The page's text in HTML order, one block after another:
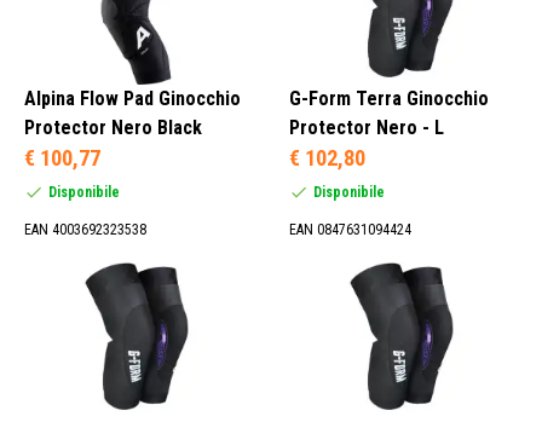
Alpina Flow Pad Ginocchio
Protector Nero Black
€ 100,77
Disponibile
EAN 4003692323538
G-Form Terra Ginocchio
Protector Nero - L
€ 102,80
Disponibile
EAN 0847631094424